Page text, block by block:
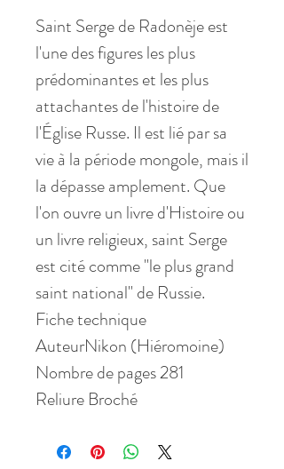
Saint Serge de Radonèje est
l'une des figures les plus
prédominantes et les plus
attachantes de l'histoire de
l'Église Russe. Il est lié par sa
vie à la période mongole, mais il
la dépasse amplement. Que
l'on ouvre un livre d'Histoire ou
un livre religieux, saint Serge
est cité comme "le plus grand
saint national" de Russie.
Fiche technique
AuteurNikon (Hiéromoine)
Nombre de pages 281
Reliure Broché